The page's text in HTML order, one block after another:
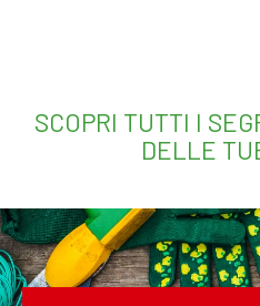
SCOPRI TUTTI I
DELLE